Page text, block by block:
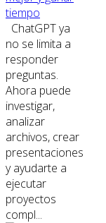
tiempo
ChatGPT ya
no se limita a
responder
preguntas.
Ahora puede
investigar,
analizar
archivos, crear
presentaciones
y ayudarte a
ejecutar
proyectos
compl...